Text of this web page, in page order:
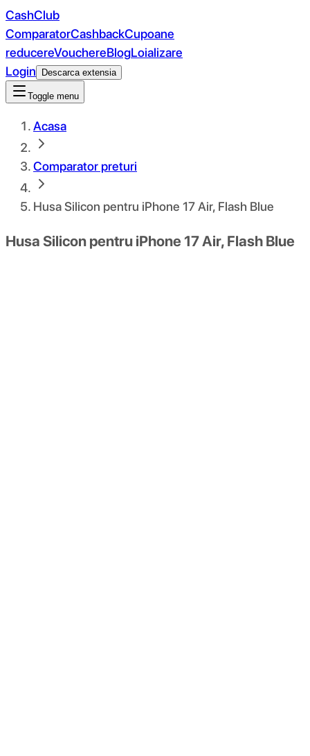
CashClub
ComparatorCashbackCupoane
reducereVouchereBlogLoializare
Login
Descarca extensia
Toggle menu
Acasa
Comparator preturi
Husa Silicon pentru iPhone 17 Air, Flash Blue
Husa Silicon pentru iPhone 17 Air, Flash Blue